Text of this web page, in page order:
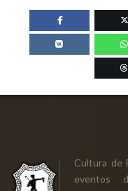
Cultura de
eventos